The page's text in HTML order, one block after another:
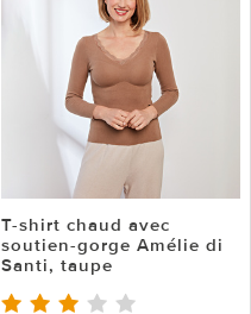
T-shirt chaud avec
soutien-gorge Amélie di
Santi, taupe